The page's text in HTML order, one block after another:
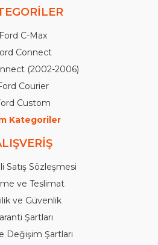
Ford C-Max
Connect
(2002-2006)
Courier
Custom
Kategoriler
Satış Sözleşmesi
ve Teslimat
ve Güvenlik
Şartları
Değişim Şartları